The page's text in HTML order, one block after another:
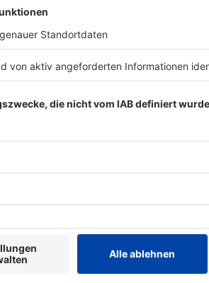
Funkel schwärmt von
Arbeit»
Urgestein Friedhelm Funkel, führt
den Franken ganz nach oben.